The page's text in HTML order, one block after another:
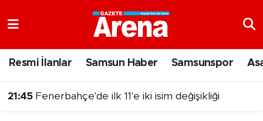
Resmi İlanlar Samsun Haber Samsunspor
21:35 5 Ağustos 2026 Çılgın Sayısal Loto sonuçları belli oldu
Samsun Namaz Vakitleri